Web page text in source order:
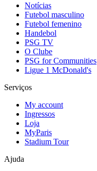
Notícias
Futebol masculino
Futebol femenino
Handebol
PSG TV
O Clube
PSG for Communities
Ligue 1 McDonald's
Serviços
My account
Ingressos
Loja
MyParis
Stadium Tour
Ajuda